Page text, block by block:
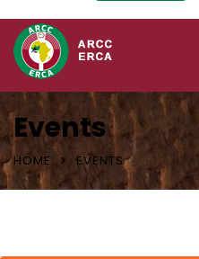
Events
HOME EVENTS